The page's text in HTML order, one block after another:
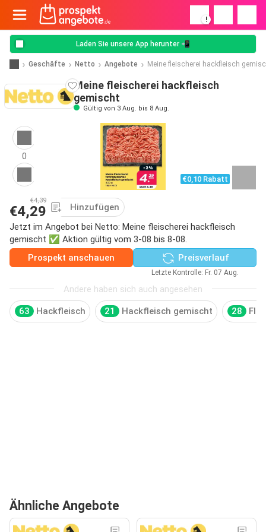
!
Laden Sie unsere App herunter 📲
Geschäfte Netto Angebote Meine fleischerei hackfleisch
Meine fleischerei hackfleisch
gemischt
Gültig von 3 Aug. bis 8 Aug.
0
€0,10 Rabatt
€4,39
€4,29
Hinzufügen
Jetzt im Angebot bei Netto: Meine fleischerei hackfleisch
gemischt ✅ Aktion gültig vom 3-08 bis 8-08.
Prospekt anschauen
Preisverlauf
Letzte Kontrolle: Fr. 07 Aug.
Andere haben sich auch angesehen
63 Hackfleisch 21 Hackfleisch gemischt 28
Ähnliche Angebote